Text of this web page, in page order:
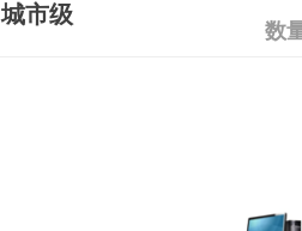
城市级
数